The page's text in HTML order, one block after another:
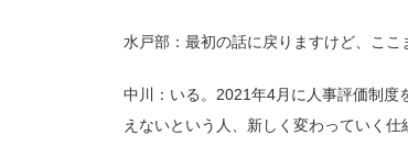
水戸部：最初の話に戻りますけど、こ
中川：いる。2021年4月に人事評価制度
えないという人、新しく変わっていく